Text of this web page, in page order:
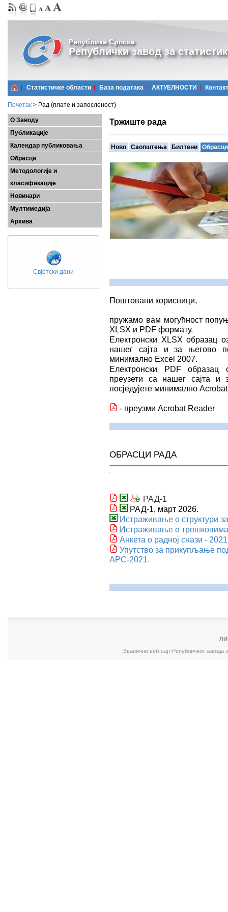
Република Српска
Републички завод за
Статистичке области Базa података АКТУЕЛНОСТИ Контакт
Почетак > Рад (плате и запосленост)
О Заводу
Публикације
Календар публиковања
Обрасци
Методологије и
класификације
Новинари
Мултимедија
Архива
Свјетски дани
Тржиште рада
Ново Саопштења Билтени Обрасци
Поштовани корисници,
пружамо вам могућност
XLSX и PDF формату.
Електронски XLSX образац
нашег сајта и за његово
минимално Excel 2007.
Електронски PDF
преузети са нашег сајта
посједујете минимално
- преузми Acrobat Reader
ОБРАСЦИ РАДА
РАД-1
РАД-1, март 2026.
Истраживање о структури
Истраживање о
Анкета о радној снази -
Упутство за прикупљање
АРС-2021.
Званични веб-сајт Републичког